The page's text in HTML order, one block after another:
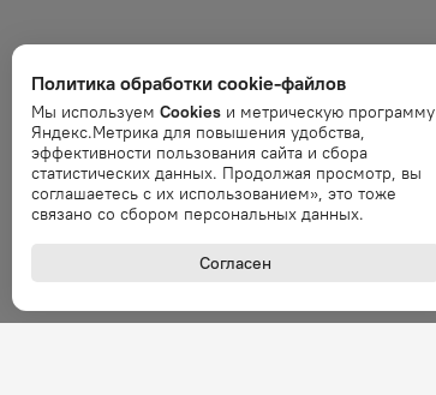
Политика обработки cookie-файлов
Мы используем Cookies и метрическую программу
Яндекс.Метрика для повышения удобства,
эффективности пользования сайта и сбора
статистических данных. Продолжая просмотр, вы
соглашаетесь с их использованием», это тоже
связано со сбором персональных данных.
Согласен